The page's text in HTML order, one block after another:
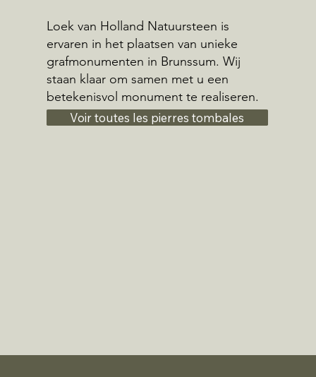
Loek van Holland Natuursteen is
ervaren in het plaatsen van unieke
grafmonumenten in Brunssum. Wij
staan klaar om samen met u een
betekenisvol monument te realiseren.
Voir toutes les pierres tombales